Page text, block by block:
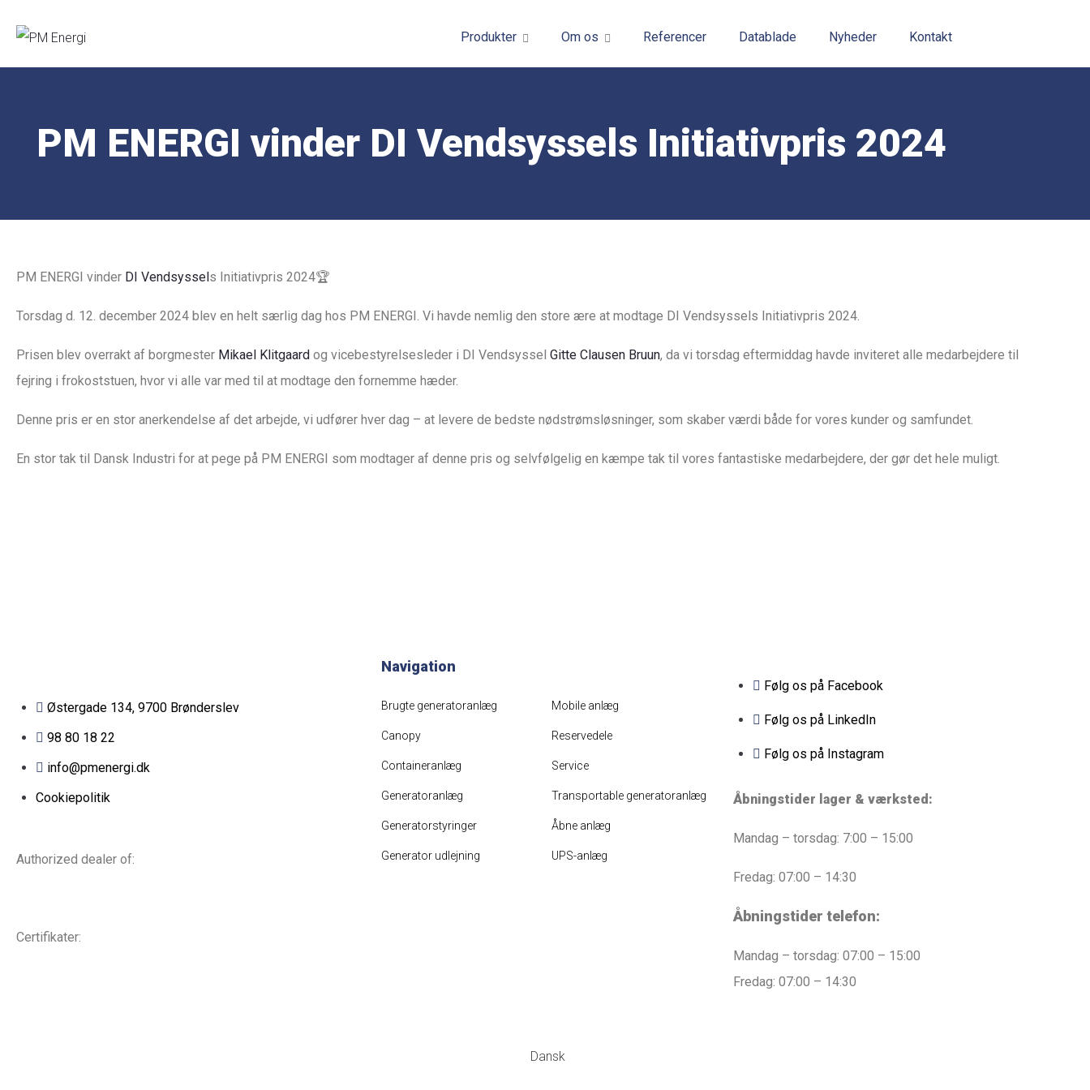
Produkter Om os Referencer Datablade Nyheder Kontakt
PM ENERGI vinder DI Vendsyssels Initiativpris 2024
PM ENERGI vinder DI Vendsyssels Initiativpris 2024🏆
Torsdag d. 12. december 2024 blev en helt særlig dag hos PM ENERGI. Vi havde nemlig den store ære at modtage DI Vendsyssels Initiativpris 2024.
Prisen blev overrakt af borgmester Mikael Klitgaard og vicebestyrelsesleder i DI Vendsyssel Gitte Clausen Bruun, da vi torsdag eftermiddag havde inviteret alle medarbejdere til
fejring i frokoststuen, hvor vi alle var med til at modtage den fornemme hæder.
Denne pris er en stor anerkendelse af det arbejde, vi udfører hver dag – at levere de bedste nødstrømsløsninger, som skaber værdi både for vores kunder og samfundet.
En stor tak til Dansk Industri for at pege på PM ENERGI som modtager af denne pris og selvfølgelig en kæmpe tak til vores fantastiske medarbejdere, der gør det hele muligt.
Østergade 134, 9700 Brønderslev​
98 80 18 22
info@pmenergi.dk​ ​
Cookiepolitik
Authorized dealer of:
Certifikater:
Navigation
Brugte generatoranlæg
Canopy
Containeranlæg
Generatoranlæg
Generatorstyringer
Generator udlejning
Mobile anlæg
Reservedele
Service
Transportable generatoranlæg
Åbne anlæg
UPS-anlæg
Følg os på Facebook
Følg os på LinkedIn
Følg os på Instagram
Åbningstider lager & værksted:
Mandag – torsdag: 7:00 – 15:00
Fredag: 07:00 – 14:30
Åbningstider telefon:
Mandag – torsdag: 07:00 – 15:00
Fredag: 07:00 – 14:30
Dansk